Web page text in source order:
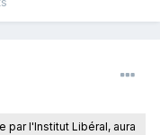
par l'Institut Libéral, aura